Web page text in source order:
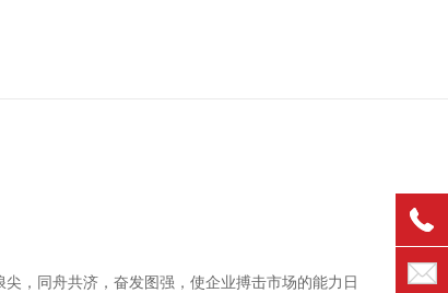
，同舟共济，奋发图强，使企业搏击市场的能力日